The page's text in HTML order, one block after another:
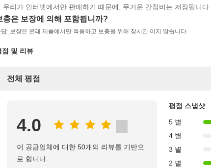
우리가 인터넷에서만 판매하기 때문에, 무거운 간접비는 저장됩니다.
충은 보장에 의해 포함됩니까?
: 보장은 본래 제품에서만 적용하고 보충을 위해 장시간 이지 않습니다.
점 및 리뷰
전체 평점
4.0
이 공급업체에 대한 50개의 리뷰를 기반으
로 합니다.
평점 스냅샷
5 별
4 별
3 별
2 별